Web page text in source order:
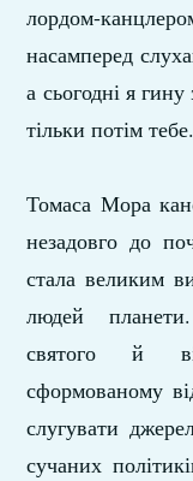
лордом-
насамперед
а сьогодні я
тільки потім
Томаса Мора
незадовго до
стала великим
людей
святого й
сформованому
слугувати
сучаних